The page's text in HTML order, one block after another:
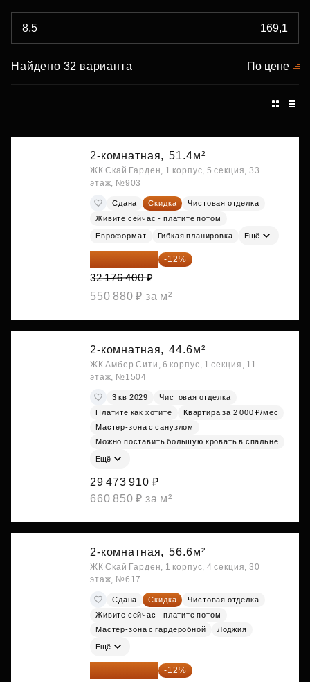
Найдено 32 варианта По цене
2-комнатная, 51.4м²
ЖК Скай Гарден, 1 корпус, 5 секция, 33
этаж, №903
Сдана Скидка
Чистовая отделка
Живите сейчас - платите потом
Евроформат Гибкая планировка Ещё
28 315 232 ₽ -12%
32 176 400 ₽
550 880 ₽ за м²
2-комнатная, 44.6м²
ЖК Амбер Сити, 6 корпус, 1 секция, 11
этаж, №1504
3 кв 2029
Чистовая отделка
Платите как хотите
Квартира за 2 000 ₽/мес
Мастер-зона с санузлом
Можно поставить большую кровать в спальне
Ещё
29 473 910 ₽
660 850 ₽ за м²
2-комнатная, 56.6м²
ЖК Скай Гарден, 1 корпус, 4 секция, 30
этаж, №617
Сдана Скидка
Чистовая отделка
Живите сейчас - платите потом
Мастер-зона с гардеробной
Лоджия
Ещё
29 516 221 ₽ -12%